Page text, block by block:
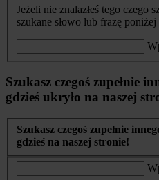
Jeżeli nie znalazłeś tego czego
szukane słowo lub frazę poniżej
Szukasz czegoś zupełnie
gdzieś ukryło na naszej
Szukasz czegoś zupełnie
gdzieś na naszej stronie!